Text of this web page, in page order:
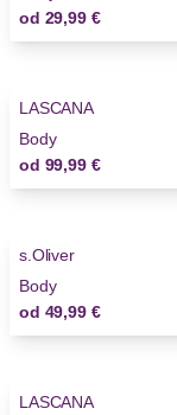
od 29,99 €
LASCANA
Body
od 99,99 €
s.Oliver
Body
od 49,99 €
LASCANA